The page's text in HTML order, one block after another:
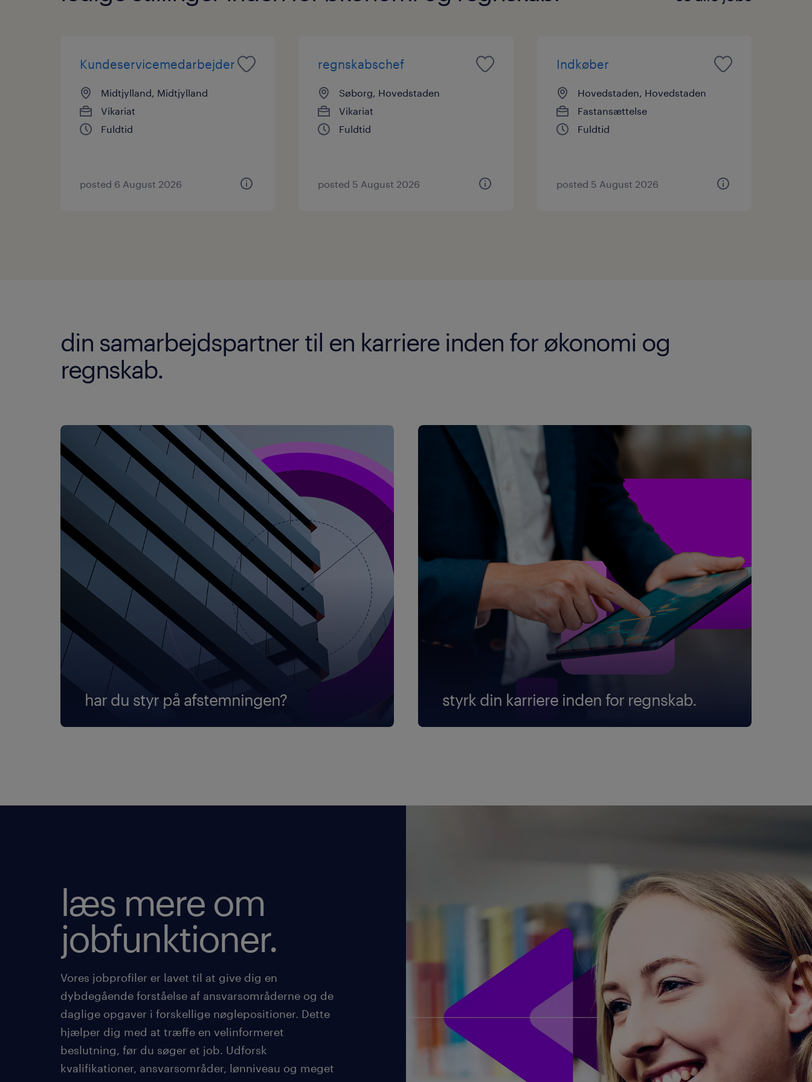
Kundeservicemedarbejder
Midtjylland, Midtjylland
Vikariat
Fuldtid
posted 6 August 2026
regnskabschef
Søborg, Hovedstaden
Vikariat
Fuldtid
posted 5 August 2026
Indkøber
Hovedstaden, Hovedstaden
Fastansættelse
Fuldtid
posted 5 August 2026
din samarbejdspartner til en karriere inden for økonomi og
regnskab.
har du styr på afstemningen? styrk din karriere inden for regnskab.
læs mere om
jobfunktioner.
Vores jobprofiler er lavet til at give dig en
dybdegående forståelse af ansvarsområderne og de
daglige opgaver i forskellige nøglepositioner. Dette
hjælper dig med at træffe en velinformeret
beslutning, før du søger et job. Udforsk
kvalifikationer, ansvarsområder, lønniveau og meget